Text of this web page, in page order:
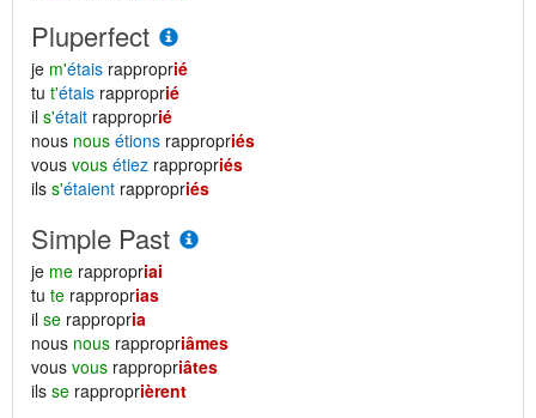
Pluperfect
je m'étais rapproprié
tu t'étais rapproprié
il s'était rapproprié
nous nous étions rappropriés
vous vous étiez rappropriés
ils s'étaient rappropriés
Simple Past
je me rappropriai
tu te rapproprias
il se rappropria
nous nous rappropriâmes
vous vous rappropriâtes
ils se rapproprièrent